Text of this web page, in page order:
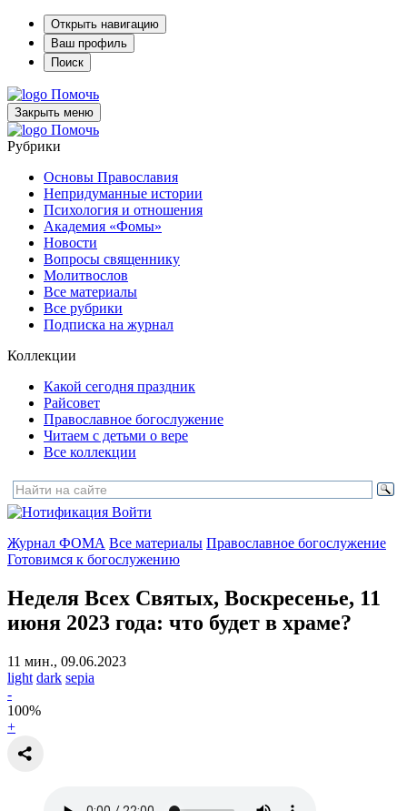
Открыть навигацию
Ваш профиль
Поиск
Помочь
Закрыть меню
Помочь
Рубрики
Основы Православия
Непридуманные истории
Психология и отношения
Академия «Фомы»
Новости
Вопросы священнику
Молитвослов
Все материалы
Все рубрики
Подписка на журнал
Коллекции
Какой сегодня праздник
Райсовет
Православное богослужение
Читаем с детьми о вере
Все коллекции
Войти
Журнал ФОМА Все материалы Православное богослужение
Готовимся к богослужению
Неделя Всех Святых, Воскресенье, 11
июня 2023 года: что будет в храме?
11 мин., 09.06.2023
light dark sepia
-
100%
+